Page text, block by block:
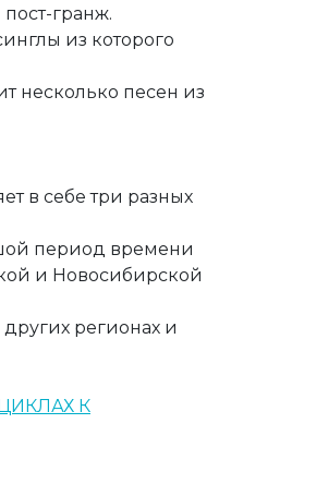
гранж.
из которого
несколько песен из
в себе три разных
период времени
и Новосибирской
регионах и
К